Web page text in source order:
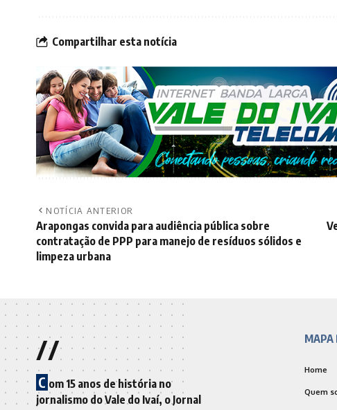
Compartilhar esta notícia
NOTÍCIA ANTERIOR
Arapongas convida para audiência pública sobre
contratação de PPP para manejo de resíduos sólidos e
limpeza urbana
//
C om 15 anos de história no
jornalismo do Vale do Ivaí, o Jornal
MAPA
Home
Quem